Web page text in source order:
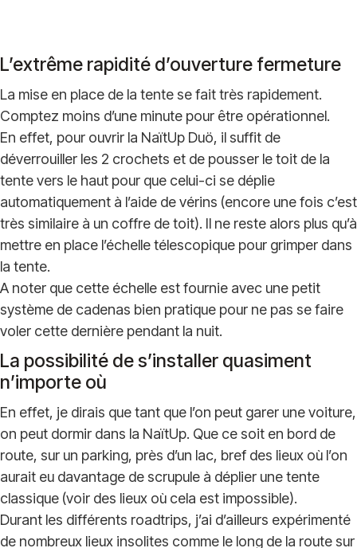
L’extrême rapidité d’ouverture fermeture
La mise en place de la tente se fait très rapidement.
Comptez moins d’une minute pour être opérationnel.
En effet, pour ouvrir la NaïtUp Duö, il suffit de
déverrouiller les 2 crochets et de pousser le toit de la
tente vers le haut pour que celui-ci se déplie
automatiquement à l’aide de vérins (encore une fois c’est
très similaire à un coffre de toit). Il ne reste alors plus qu’à
mettre en place l’échelle télescopique pour grimper dans
la tente.
A noter que cette échelle est fournie avec une petit
système de cadenas bien pratique pour ne pas se faire
voler cette dernière pendant la nuit.
La possibilité de s’installer quasiment
n’importe où
En effet, je dirais que tant que l’on peut garer une voiture,
on peut dormir dans la NaïtUp. Que ce soit en bord de
route, sur un parking, près d’un lac, bref des lieux où l’on
aurait eu davantage de scrupule à déplier une tente
classique (voir des lieux où cela est impossible).
Durant les différents roadtrips, j’ai d’ailleurs expérimenté
de nombreux lieux insolites comme le long de la route sur